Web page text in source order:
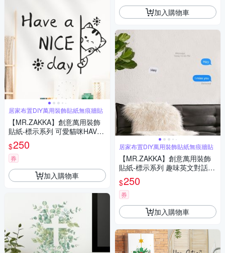
居家布置DIY萬用裝飾貼紙無痕牆貼
【MR.ZAKKA】創意萬用裝飾
貼紙-標示系列 可愛貓咪HAVE
A NICE DAY 居家布置 DIY可移
式壁貼 無痕壁貼 牆貼
$250
券
加入購物車
加入購物車
居家布置DIY萬用裝飾貼紙無痕牆貼
【MR.ZAKKA】創意萬用裝飾
貼紙-標示系列 趣味英文對話框
居家布置 DIY可移式壁貼 無痕
壁貼 牆貼
$250
券
加入購物車